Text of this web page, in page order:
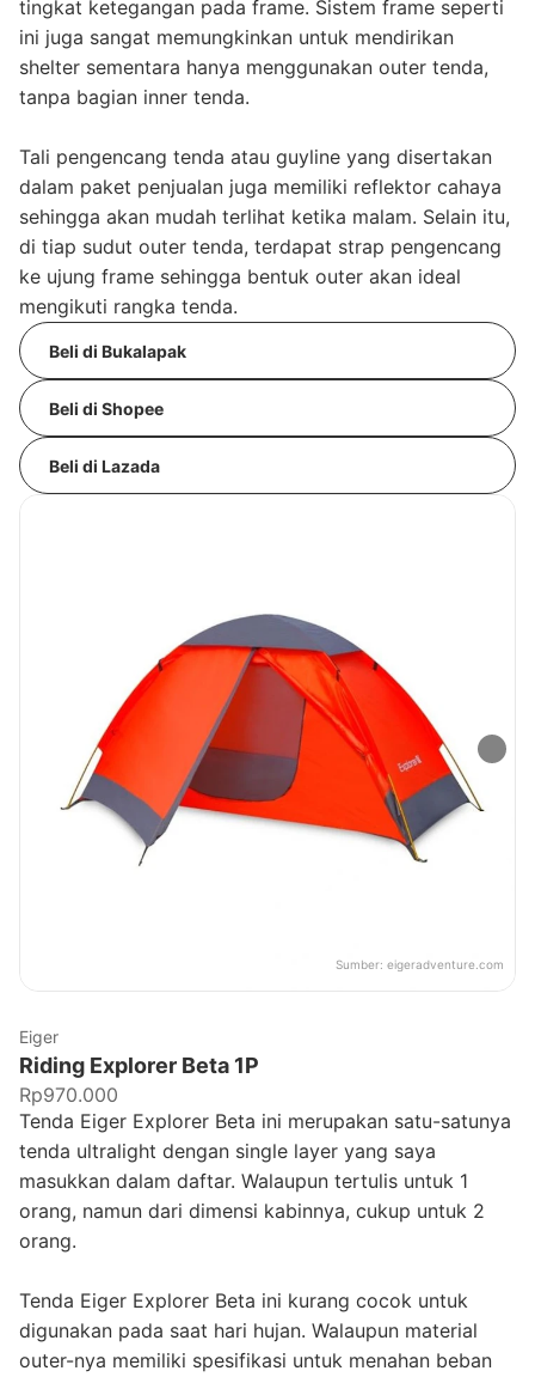
tingkat ketegangan pada frame. Sistem frame seperti
ini juga sangat memungkinkan untuk mendirikan
shelter sementara hanya menggunakan outer tenda,
tanpa bagian inner tenda.
Tali pengencang tenda atau guyline yang disertakan
dalam paket penjualan juga memiliki reflektor cahaya
sehingga akan mudah terlihat ketika malam. Selain itu,
di tiap sudut outer tenda, terdapat strap pengencang
ke ujung frame sehingga bentuk outer akan ideal
mengikuti rangka tenda.
Beli di Bukalapak
Beli di Shopee
Beli di Lazada
Sumber: eigeradventure.com
Eiger
Riding Explorer Beta 1P
Rp970.000
Tenda Eiger Explorer Beta ini merupakan satu-satunya
tenda ultralight dengan single layer yang saya
masukkan dalam daftar. Walaupun tertulis untuk 1
orang, namun dari dimensi kabinnya, cukup untuk 2
orang.
Tenda Eiger Explorer Beta ini kurang cocok untuk
digunakan pada saat hari hujan. Walaupun material
outer-nya memiliki spesifikasi untuk menahan beban